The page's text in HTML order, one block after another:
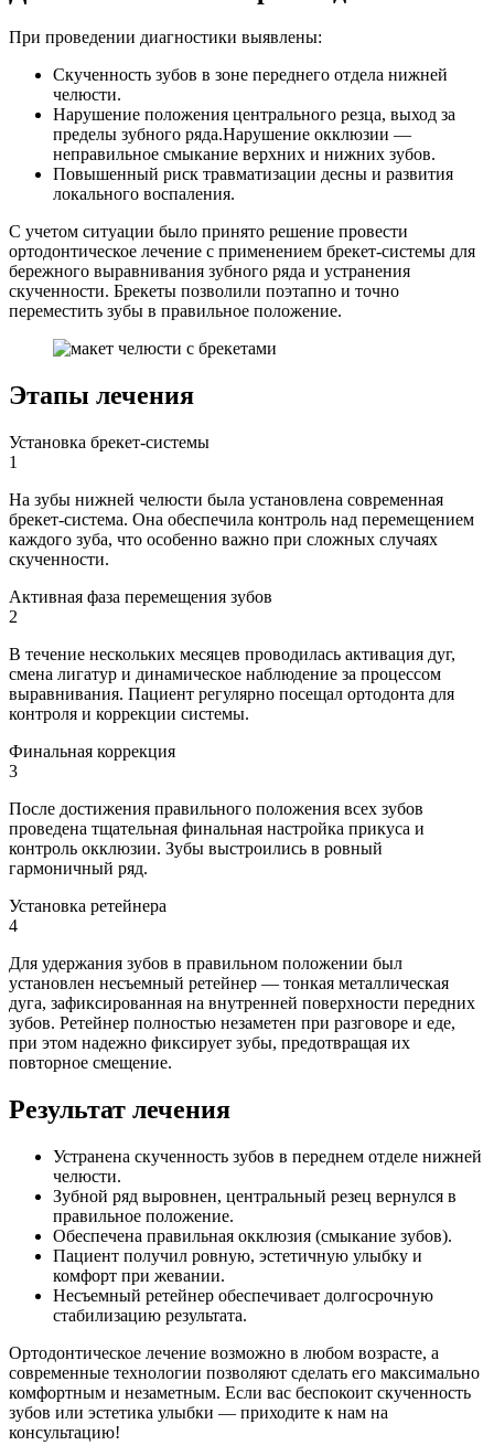
При проведении диагностики выявлены:
Скученность зубов в зоне переднего отдела нижней
челюсти.
Нарушение положения центрального резца, выход за
пределы зубного ряда.Нарушение окклюзии —
неправильное смыкание верхних и нижних зубов.
Повышенный риск травматизации десны и развития
локального воспаления.
С учетом ситуации было принято решение провести
ортодонтическое лечение с применением брекет-системы для
бережного выравнивания зубного ряда и устранения
скученности. Брекеты позволили поэтапно и точно
переместить зубы в правильное положение.
Этапы лечения
Установка брекет-системы
1
На зубы нижней челюсти была установлена современная
брекет-система. Она обеспечила контроль над перемещением
каждого зуба, что особенно важно при сложных случаях
скученности.
Активная фаза перемещения зубов
2
В течение нескольких месяцев проводилась активация дуг,
смена лигатур и динамическое наблюдение за процессом
выравнивания. Пациент регулярно посещал ортодонта для
контроля и коррекции системы.
Финальная коррекция
3
После достижения правильного положения всех зубов
проведена тщательная финальная настройка прикуса и
контроль окклюзии. Зубы выстроились в ровный
гармоничный ряд.
Установка ретейнера
4
Для удержания зубов в правильном положении был
установлен несъемный ретейнер — тонкая металлическая
дуга, зафиксированная на внутренней поверхности передних
зубов. Ретейнер полностью незаметен при разговоре и еде,
при этом надежно фиксирует зубы, предотвращая их
повторное смещение.
Результат лечения
Устранена скученность зубов в переднем отделе нижней
челюсти.
Зубной ряд выровнен, центральный резец вернулся в
правильное положение.
Обеспечена правильная окклюзия (смыкание зубов).
Пациент получил ровную, эстетичную улыбку и
комфорт при жевании.
Несъемный ретейнер обеспечивает долгосрочную
стабилизацию результата.
Ортодонтическое лечение возможно в любом возрасте, а
современные технологии позволяют сделать его максимально
комфортным и незаметным. Если вас беспокоит скученность
зубов или эстетика улыбки — приходите к нам на
консультацию!